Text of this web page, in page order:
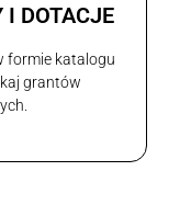
I DOTACJE
formie katalogu
grantów